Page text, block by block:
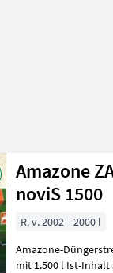
Amazone
noviS 1500
R. v. 2002
2000 l
Amazone-
mit 1.500 l Ist-Inhalt